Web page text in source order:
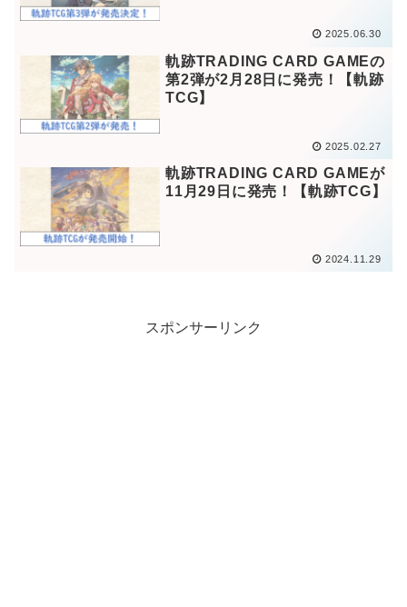
2025.06.30
軌跡TRADING CARD GAMEの
第2弾が2月28日に発売！【軌跡
TCG】
2025.02.27
軌跡TRADING CARD GAMEが
11月29日に発売！【軌跡TCG】
2024.11.29
スポンサーリンク